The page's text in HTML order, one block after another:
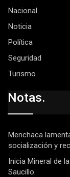
Nacional
Noticia
Política
Seguridad
Turismo
Notas.
Menchaca
socialización y
Inicia Mineral de
Saucillo.